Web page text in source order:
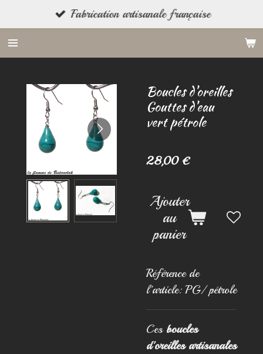
au
contenu
Fabrication artisanale française
Boucles d'oreilles
Gouttes d'eau
vert pétrole
28,00 €
Ajouter
au
panier
Référence de
l'article: PG/ pétrole
Ces boucles
d'oreilles artisanales